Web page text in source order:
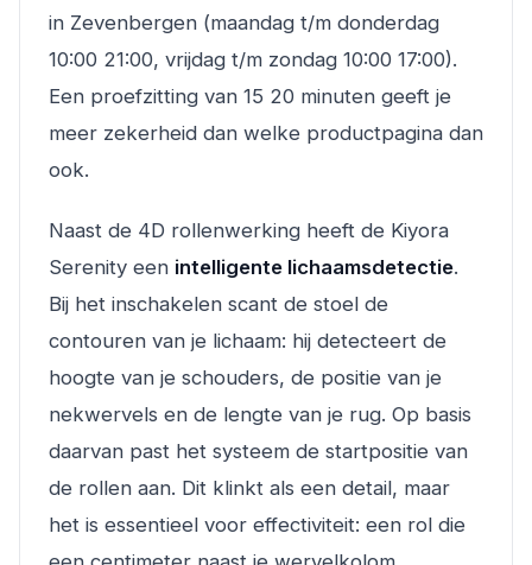
in Zevenbergen (maandag t/m donderdag
10:00 21:00, vrijdag t/m zondag 10:00 17:00).
Een proefzitting van 15 20 minuten geeft je
meer zekerheid dan welke productpagina dan
ook.
Naast de 4D rollenwerking heeft de Kiyora
Serenity een intelligente lichaamsdetectie.
Bij het inschakelen scant de stoel de
contouren van je lichaam: hij detecteert de
hoogte van je schouders, de positie van je
nekwervels en de lengte van je rug. Op basis
daarvan past het systeem de startpositie van
de rollen aan. Dit klinkt als een detail, maar
het is essentieel voor effectiviteit: een rol die